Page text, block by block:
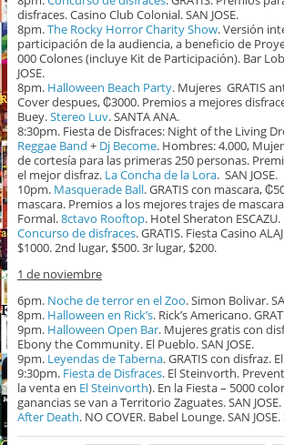
disfraces. Casino Club Colonial. SAN JOSE.
8pm.The Rocky Horror Charity Show. Versión
participación de la audiencia, a beneficio de
000 Colones (incluye Kit de Participación). Bar
JOSE.
8pm. Halloween Beach Party. Mujeres GRATIS
Cover despues, ₡3000. Premios a mejores
Buey.Stereo Luv. SANTA ANA.
8:30pm. Fiesta de Disfraces: Night of the Living
Reggae Band + Dj Become. Hombres: 4.000,
de cortesía para las primeras 250 personas.
el mejor disfraz. La Concha de la Lora. SAN JOSE.
10pm. Masquerade Ball. GRATIS con mascara,
mascara. Premios a los mejores trajes de
Formal.8ctavo Rooftop. Hotel Sheraton ESCAZU.
Concurso de disfraces. GRATIS. Fiesta Casino
$1000. 2nd lugar, $500. 3r lugar, $200.
1 de noviembre
6pm. Noche de terror en el Zoo. Simon Bolivar.
8pm. Halloween en Rick’s. Rick’s Americano.
9pm. Halloween Open Bar. Mujeres gratis con
Ebony the Community. El Pueblo. SAN JOSE.
9pm. Leyendas de Taberna. GRATIS con disfraz.
9:30pm. Fiesta de Disfraces. El Steinvorth.
la venta en El Steinvorth). En la Fiesta – 5000
ganancias se van a Territorio Zaguates. SAN JOSE.
After Death. NO COVER. Babel Lounge. SAN JOSE.